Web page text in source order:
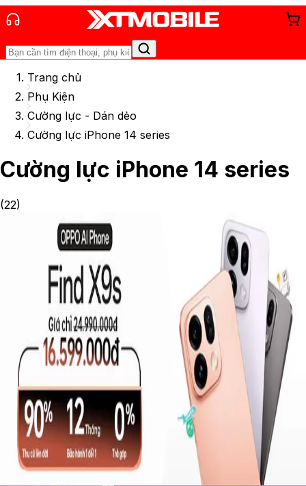
Trang chủ
Phụ Kiện
Cường lực - Dán dẻo
Cường lực iPhone 14 series
Cường lực iPhone 14 series
(22)